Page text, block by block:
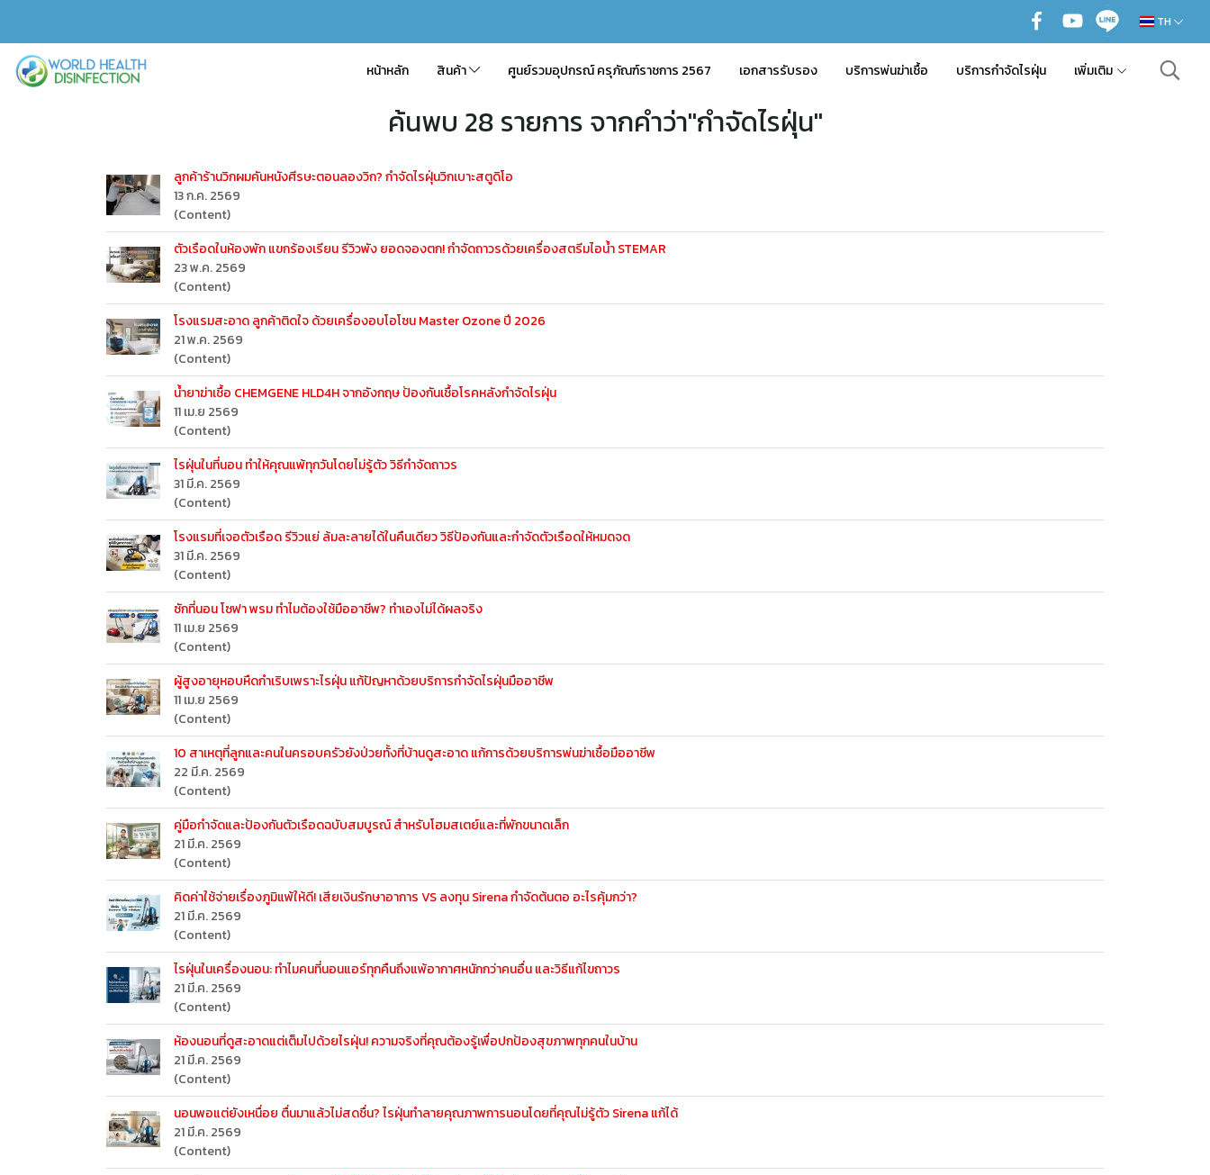
TH
หน้าหลัก สินค้า ศูนย์รวมอุปกรณ์ ครุภัณฑ์ราชการ 2567 เอกสารรับรอง บริการพ่นฆ่าเชื้อ บริการกำจัดไรฝุ่น เพิ่มเติม
ค้นพบ 28 รายการ จากคำว่า"กำจัดไรฝุ่น"
ลูกค้าร้านวิกผมคันหนังศีรษะตอนลองวิก? กำจัดไรฝุ่นวิกเบาะสตูดิโอ
13 ก.ค. 2569
(Content)
ตัวเรือดในห้องพัก แขกร้องเรียน รีวิวพัง ยอดจองตก! กำจัดถาวรด้วยเครื่องสตรีมไอน้ำ STEMAR
23 พ.ค. 2569
(Content)
โรงแรมสะอาด ลูกค้าติดใจ ด้วยเครื่องอบโอโซน Master Ozone ปี 2026
21 พ.ค. 2569
(Content)
น้ำยาฆ่าเชื้อ CHEMGENE HLD4H จากอังกฤษ ป้องกันเชื้อโรคหลังกำจัดไรฝุ่น
11 เม.ย 2569
(Content)
ไรฝุ่นในที่นอน ทำให้คุณแพ้ทุกวันโดยไม่รู้ตัว วิธีกำจัดถาวร
31 มี.ค. 2569
(Content)
โรงแรมที่เจอตัวเรือด รีวิวแย่ ล้มละลายได้ในคืนเดียว วิธีป้องกันและกำจัดตัวเรือดให้หมดจด
31 มี.ค. 2569
(Content)
ซักที่นอน โซฟา พรม ทำไมต้องใช้มืออาชีพ? ทำเองไม่ได้ผลจริง
11 เม.ย 2569
(Content)
ผู้สูงอายุหอบหืดกำเริบเพราะไรฝุ่น แก้ปัญหาด้วยบริการกำจัดไรฝุ่นมืออาชีพ
11 เม.ย 2569
(Content)
10 สาเหตุที่ลูกและคนในครอบครัวยังป่วยทั้งที่บ้านดูสะอาด แก้การด้วยบริการพ่นฆ่าเชื้อมืออาชีพ
22 มี.ค. 2569
(Content)
คู่มือกำจัดและป้องกันตัวเรือดฉบับสมบูรณ์ สำหรับโฮมสเตย์และที่พักขนาดเล็ก
21 มี.ค. 2569
(Content)
คิดค่าใช้จ่ายเรื่องภูมิแพ้ให้ดี! เสียเงินรักษาอาการ VS ลงทุน Sirena กำจัดต้นตอ อะไรคุ้มกว่า?
21 มี.ค. 2569
(Content)
ไรฝุ่นในเครื่องนอน: ทำไมคนที่นอนแอร์ทุกคืนถึงแพ้อากาศหนักกว่าคนอื่น และวิธีแก้ไขถาวร
21 มี.ค. 2569
(Content)
ห้องนอนที่ดูสะอาดแต่เต็มไปด้วยไรฝุ่น! ความจริงที่คุณต้องรู้เพื่อปกป้องสุขภาพทุกคนในบ้าน
21 มี.ค. 2569
(Content)
นอนพอแต่ยังเหนื่อย ตื่นมาแล้วไม่สดชื่น? ไรฝุ่นทำลายคุณภาพการนอนโดยที่คุณไม่รู้ตัว Sirena แก้ได้
21 มี.ค. 2569
(Content)